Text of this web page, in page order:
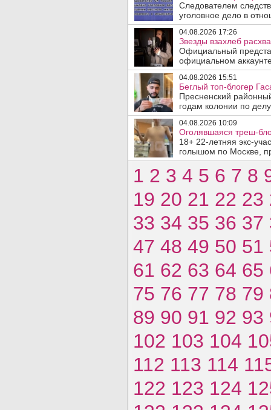
Следователем
уголовное дело в
04.08.2026 17:26
Звезды взахлеб
Официальный
официальном
04.08.2026 15:51
Беглый топ-блогер
Пресненский
годам колонии по
04.08.2026 10:09
Оголявшаяся треш-
18+ 22-летняя экс-
голышом по Москве,
1 2 3 4 5 6 7 8
19 20 21 22 23
33 34 35 36 37
47 48 49 50 51
61 62 63 64 65
75 76 77 78 79
89 90 91 92 93
102 103 104
112 113 114
122 123 124